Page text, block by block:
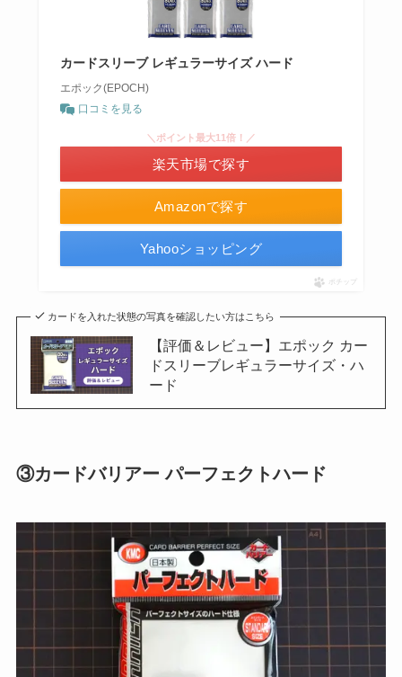
カードスリーブ レギュラーサイズ ハード
エポック(EPOCH)
口コミを見る
Amazonで探す
＼ポイント最大11倍！／
楽天市場で探す
Yahooショッピング
ポチップ
カードを入れた状態の写真を確認したい方はこちら
【評価＆レビュー】エポック カー
ドスリーブレギュラーサイズ・ハ
ード
③カードバリアー パーフェクトハード